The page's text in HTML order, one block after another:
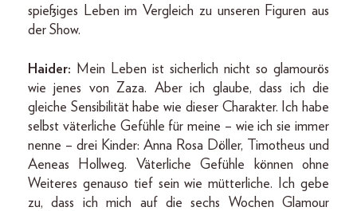
spießiges Leben im Vergleich zu unseren Figuren aus
der Show.
Haider:
Mein Leben ist sicherlich nicht so glamourös
wie jenes von Zaza. Aber ich glaube, dass ich die
gleiche Sensibilität habe wie dieser Charakter. Ich habe
selbst väterliche Gefühle für meine – wie ich sie immer
nenne – drei Kinder: Anna Rosa Döller, Timotheus und
Aeneas Hollweg. Väterliche Gefühle können ohne
Weiteres genauso tief sein wie mütterliche. Ich gebe
zu, dass ich mich auf die sechs Wochen Glamour